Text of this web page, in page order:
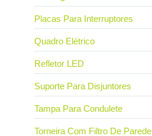
Placas Para Interruptores
Quadro Elétrico
Refletor LED
Suporte Para Disjuntores
Tampa Para Condulete
Torneira Com Filtro De Parede